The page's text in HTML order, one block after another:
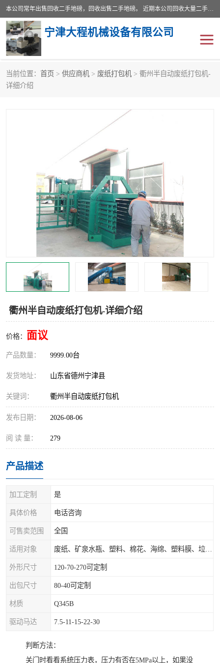
本公司常年出售回收二手地磅，回收出售二手地磅。 近期本公司回收大量二手地磅，型号齐全，宽度从2米到3.5米，长度5米到25米，承重吨位从10到200吨，成色7—9成新。 ? 使用年限6个月至2年，产品来源于个人闲置品，工矿企业停用品，因小换大而来。 精准度和新的一样， 二手地磅是内行人的选择，打个电话就省钱朋友您好等什么
宁津大程机械设备有限公司
当前位置： 首页 > 供应商机 > 废纸打包机 > 衢州半自动废纸打包机-
详细介绍
衢州半自动废纸打包机-详细介绍
价格： 面议
产品数量： 9999.00台
发货地址： 山东省德州宁津县
关键词： 衢州半自动废纸打包机
发布日期： 2026-08-06
阅 读 量： 279
产品描述
加工定制 是
具体价格 电话咨询
可售卖范围 全国
适用对象
外形尺寸 120-70-270可定制
出包尺寸 80-40可定制
材质 Q345B
驱动马达 7.5-11-15-22-30
判断方法：
关门时看看系统压力表，压力有否在5MPa以上，如果没
地磅
废纸打包机
输送机
半自动输送机 全自动输送机
冷却塔 食品螺旋塔
撕碎机 木材撕碎机
塑料撕碎机 金属撕碎机